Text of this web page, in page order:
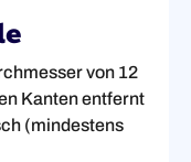
von 12
Kanten entfernt
(mindestens